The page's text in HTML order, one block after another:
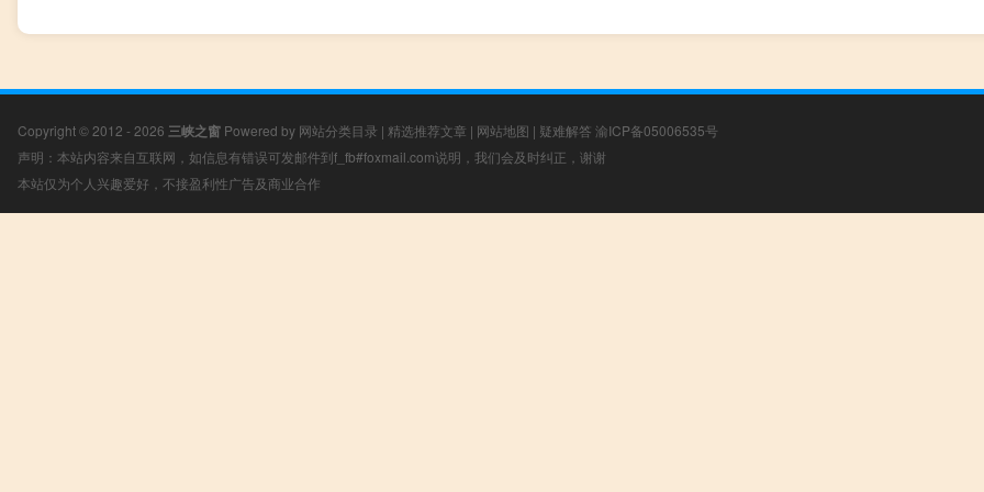
Copyright © 2012 - 2026 三峡之窗 Powered by 网站分类目录 | 精选推荐文章 | 网站地图 | 疑难解答 渝ICP备05006535号
声明：本站内容来自互联网，如信息有错误可发邮件到f_fb#foxmail.com说明，我们会及时纠正，谢谢
本站仅为个人兴趣爱好，不接盈利性广告及商业合作